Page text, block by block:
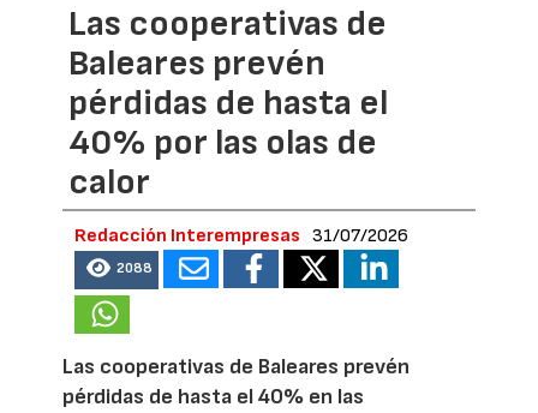
Las cooperativas de
Baleares prevén
pérdidas de hasta el
40% por las olas de
calor
Redacción Interempresas 31/07/2026
2088
Las cooperativas de Baleares prevén
pérdidas de hasta el 40% en las